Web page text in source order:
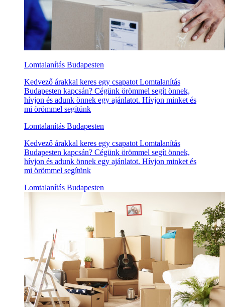
Lomtalanítás Budapesten
Kedvező árakkal keres egy csapatot Lomtalanítás
Budapesten kapcsán? Cégünk örömmel segít önnek,
hívjon és adunk önnek egy ajánlatot. Hívjon minket és
mi örömmel segítünk
Lomtalanítás Budapesten
Kedvező árakkal keres egy csapatot Lomtalanítás
Budapesten kapcsán? Cégünk örömmel segít önnek,
hívjon és adunk önnek egy ajánlatot. Hívjon minket és
mi örömmel segítünk
Lomtalanítás Budapesten